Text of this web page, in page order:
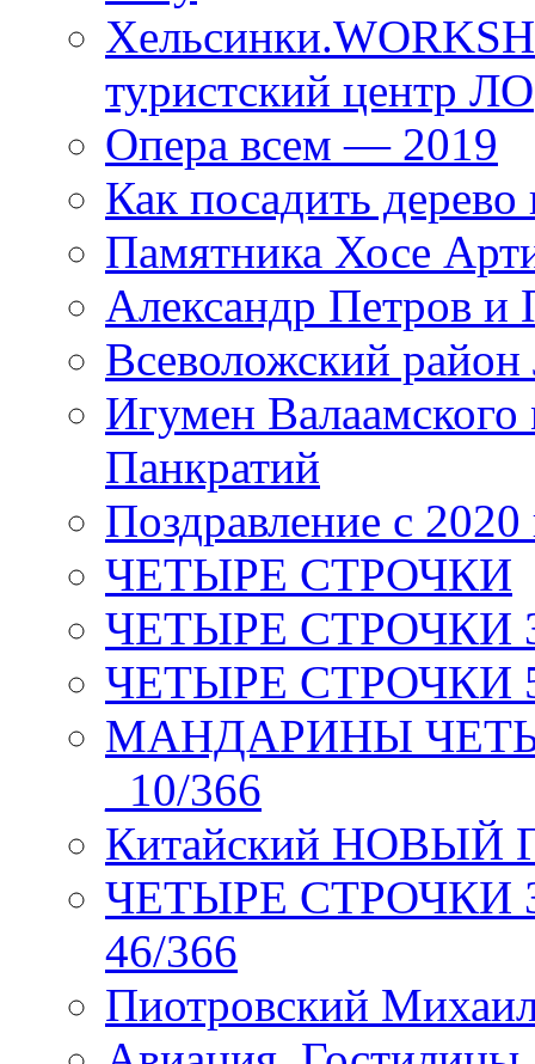
туристский центр ЛО
Опера всем — 2019
Как посадить дерево
Памятника Хосе
Александр Петров и
Всеволожский район
Игумен
Панкратий
Поздравление с 2020
ЧЕТЫРЕ СТРОЧКИ
ЧЕТЫРЕ СТРОЧКИ 3
ЧЕТЫРЕ СТРОЧКИ 5
МАНДАРИНЫ
_10/366
Китайский НОВЫЙ
ЧЕТЫРЕ СТРОЧКИ
46/366
Пиотровский